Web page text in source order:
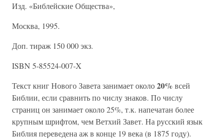
Изд. «Библейские Общества»,
Москва, 1995.
Доп. тираж 150 000 экз.
ISBN 5-85524-007-X
Текст книг Нового Завета занимает около20% всей
Библии, если сравнить по числу знаков. По числу
страниц он занимает около 25%, т.к. напечатан более
крупным шрифтом, чем Ветхий Завет. На русский язык
Библия переведена аж в конце 19 века (в 1875 году).